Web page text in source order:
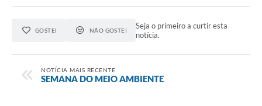
GOSTEI NÃO GOSTEI
Seja o primeiro a curtir esta
notícia.
NOTÍCIA MAIS RECENTE
SEMANA DO MEIO AMBIENTE